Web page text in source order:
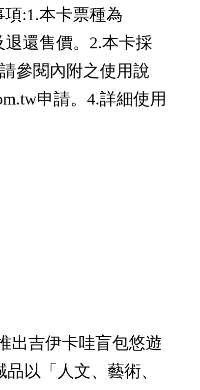
:1.本卡票種為
退還售價。2.本卡採
參閱內附之使用說
申請。4.詳細使用
出吉伊卡哇盲包悠遊
以「人文、藝術、